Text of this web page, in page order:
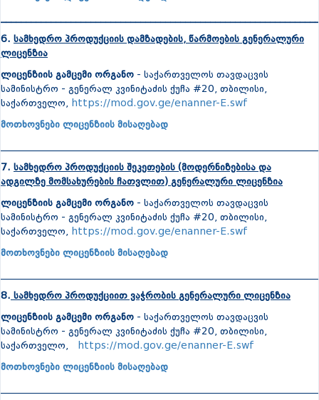
6. სამხედრო პროდუქციის დამზადების, წარმოების გენერალური
ლიცენზია
ლიცენზიის გამცემი ორგანო - საქართველოს თავდაცვის
სამინისტრო - გენერალ კვინიტაძის ქუჩა #20, თბილისი,
საქართველო, https://mod.gov.ge/enanner-E.swf
მოთხოვნები ლიცენზიის მისაღებად
7. სამხედრო პროდუქციის შეკეთების (მოდერნიზებისა და
ადგილზე მომსახურების ჩათვლით) გენერალური ლიცენზია
ლიცენზიის გამცემი ორგანო - საქართველოს თავდაცვის
სამინისტრო - გენერალ კვინიტაძის ქუჩა #20, თბილისი,
საქართველო, https://mod.gov.ge/enanner-E.swf
მოთხოვნები ლიცენზიის მისაღებად
8. სამხედრო პროდუქციით ვაჭრობის გენერალური ლიცენზია
ლიცენზიის გამცემი ორგანო - საქართველოს თავდაცვის
სამინისტრო - გენერალ კვინიტაძის ქუჩა #20, თბილისი,
საქართველო,
https://mod.gov.ge/enanner-E.swf
მოთხოვნები ლიცენზიის მისაღებად